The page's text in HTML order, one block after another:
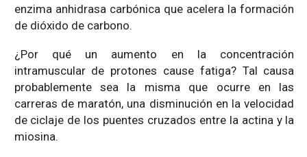
enzima anhidrasa carbónica que acelera la formación
de dióxido de carbono.
¿Por qué un aumento en la concentración
intramuscular de protones cause fatiga? Tal causa
probablemente sea la misma que ocurre en las
carreras de maratón, una disminución en la velocidad
de ciclaje de los puentes cruzados entre la actina y la
miosina.